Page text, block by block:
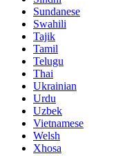
Sundanese
Swahili
Tajik
Tamil
Telugu
Thai
Ukrainian
Urdu
Uzbek
Vietnamese
Welsh
Xhosa